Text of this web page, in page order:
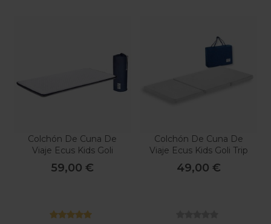
Colchón De Cuna De
Viaje Ecus Kids Goli
Mimo
59,00 €
Colchón De Cuna De
Viaje Ecus Kids Goli Trip
49,00 €